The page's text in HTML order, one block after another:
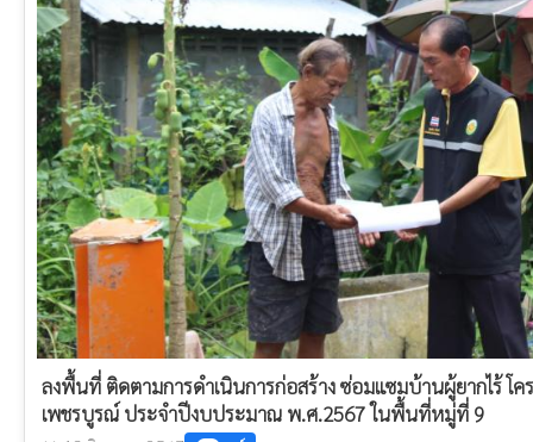
ลงพื้นที่ ติดตามการดำเนินการก่อสร้าง ซ่อมแซมบ้านผู้ยากไร้ โค
เพชรบูรณ์ ประจำปีงบประมาณ พ.ศ.2567 ในพื้นที่หมู่ที่ 9